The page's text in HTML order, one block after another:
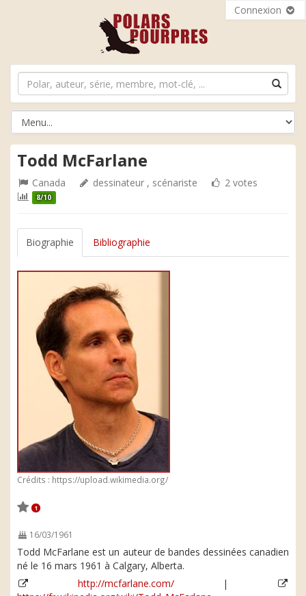
Connexion
Todd McFarlane
Canada dessinateur , scénariste 2 votes
8/10
Biographie Bibliographie
Crédits : https://upload.wikimedia.org/
1
16/03/1961
Todd McFarlane est un auteur de bandes dessinées canadien
né le 16 mars 1961 à Calgary, Alberta.
http://mcfarlane.com/ |